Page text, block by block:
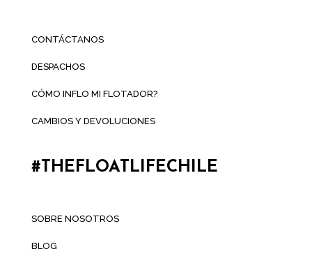
CONTÁCTANOS
DESPACHOS
CÓMO INFLO MI FLOTADOR?
CAMBIOS Y DEVOLUCIONES
#THEFLOATLIFECHILE
SOBRE NOSOTROS
BLOG